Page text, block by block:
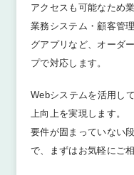
アクセスも可能なため
業務システム・顧客管
グアプリなど、オーダ
プで対応します。
Webシステムを活用し
上向上を実現します。
要件が固まっていない
で、まずはお気軽にご